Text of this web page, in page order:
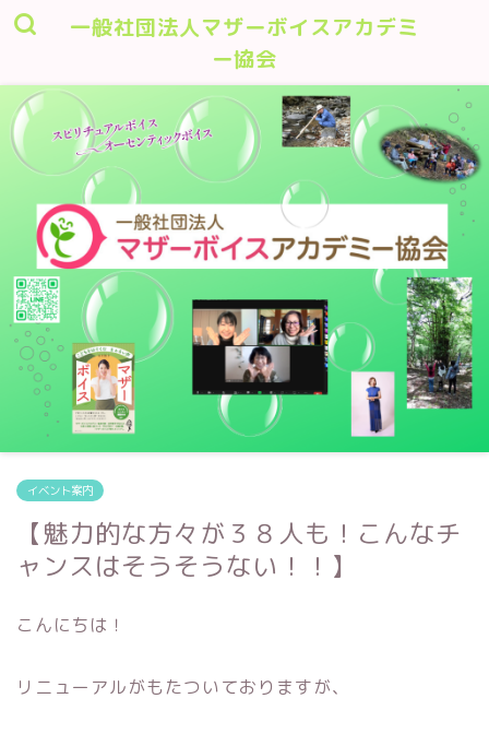
一般社団法人マザーボイスアカデミ
ー協会
イベント案内
【魅力的な方々が３８人も！こんなチ
ャンスはそうそうない！！】
こんにちは！
リニューアルがもたついておりますが、